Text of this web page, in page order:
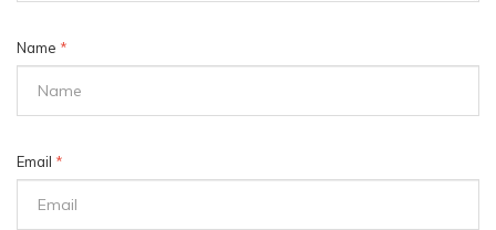
Name *
Email *